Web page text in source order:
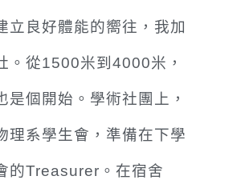
立良好體能的嚮往，我加
。 從1500米到4000米，
是個開始。學術社團上，
理系學生會，準備在下學
的Treasurer。在宿舍